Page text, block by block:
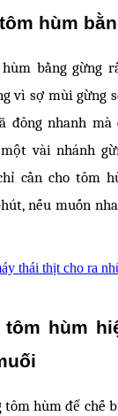
hùm
hùm bằng gừng
vì sợ mùi gừng
đông nhanh
vài nhánh
cần cho tôm
nếu muốn
thái thịt cho ra
tôm hùm
tôm hùm để chế